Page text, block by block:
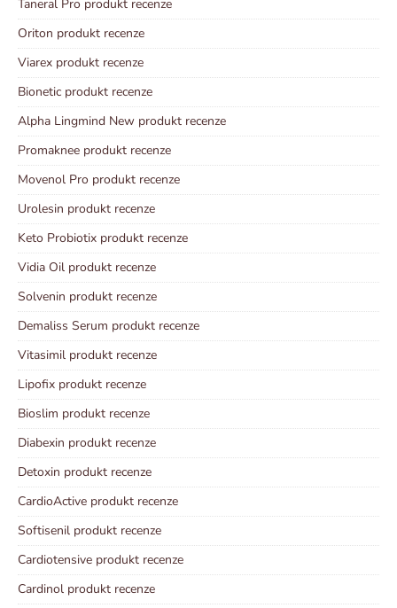
Taneral Pro produkt recenze
Oriton produkt recenze
Viarex produkt recenze
Bionetic produkt recenze
Alpha Lingmind New produkt recenze
Promaknee produkt recenze
Movenol Pro produkt recenze
Urolesin produkt recenze
Keto Probiotix produkt recenze
Vidia Oil produkt recenze
Solvenin produkt recenze
Demaliss Serum produkt recenze
Vitasimil produkt recenze
Lipofix produkt recenze
Bioslim produkt recenze
Diabexin produkt recenze
Detoxin produkt recenze
CardioActive produkt recenze
Softisenil produkt recenze
Cardiotensive produkt recenze
Cardinol produkt recenze